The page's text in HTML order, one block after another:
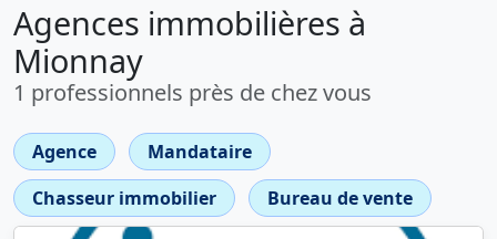
Agences immobilières à
Mionnay
1 professionnels près de chez vous
Agence
Mandataire
Chasseur immobilier
Bureau de vente